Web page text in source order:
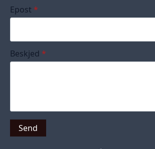
Epost *
Beskjed *
Send